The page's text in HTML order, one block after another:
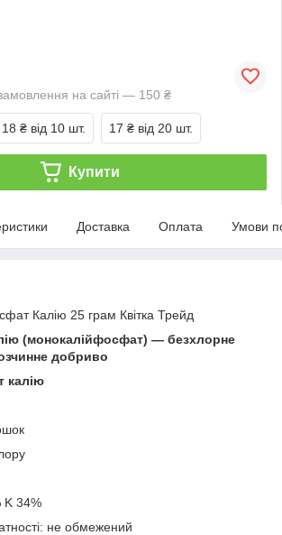
на сайті — 150 ₴
18 ₴ від 10 шт. 17 ₴ від 20 шт.
Купити
Доставка Оплата Умови
Калію 25 грам Квітка Трейд
(монокалійфосфат) — безхлорне
добриво
калію
K 34%
не обмежений